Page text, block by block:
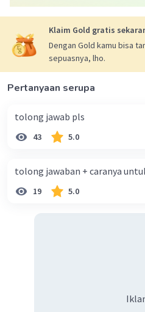
Klaim Gold gratis
Dengan Gold kamu bisa
sepuasnya, lho.
Pertanyaan serupa
tolong jawab pls
43 5.0
tolong jawaban + caranya
19 5.0